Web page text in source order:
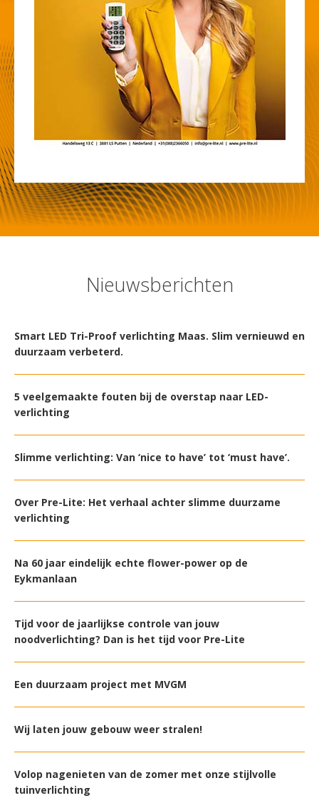
Nieuwsberichten
Smart LED Tri-Proof verlichting Maas. Slim vernieuwd en
duurzaam verbeterd.
5 veelgemaakte fouten bij de overstap naar LED-
verlichting
Slimme verlichting: Van ‘nice to have’ tot ‘must have’.
Over Pre-Lite: Het verhaal achter slimme duurzame
verlichting
Na 60 jaar eindelijk echte flower-power op de
Eykmanlaan
Tijd voor de jaarlijkse controle van jouw
noodverlichting? Dan is het tijd voor Pre-Lite
Een duurzaam project met MVGM
Wij laten jouw gebouw weer stralen!
Volop nagenieten van de zomer met onze stijlvolle
tuinverlichting